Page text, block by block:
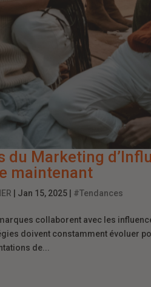
du Marketing
maintenant
Jan 15, 2025 #Tendances
collaborent avec les
doivent constamment évoluer
de...